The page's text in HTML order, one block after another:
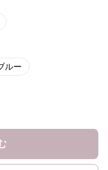
ルー